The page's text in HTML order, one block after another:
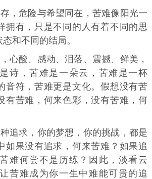
，危险与希望同在，苦难像阳光一
拥有，只是不同的人有着不同的思
和不同的结局。
心酸、感动、泪落、震撼、鲜美，
诗，苦难是一朵云，苦难是一杯
音符，苦难更是文化。假想没有苦
有苦难，何来色彩，没有苦难，何
追求，你的梦想，你的挑战，都是
如果没有追求，何来苦难？如果追
难何尝不是历练？因此，淡看云
苦难成为你一生中难能可贵的追